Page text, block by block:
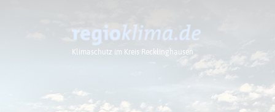
Klimaschutz im Kreis Recklinghausen